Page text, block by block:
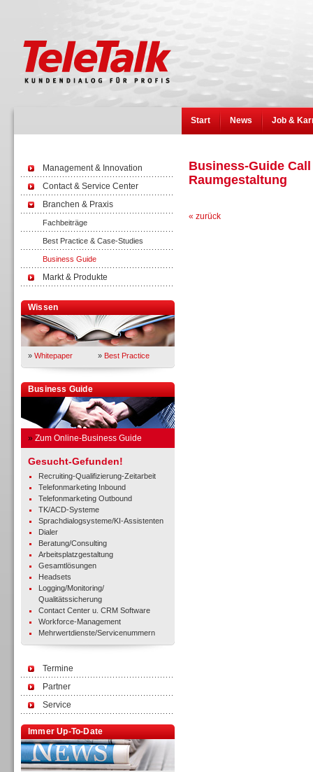
Start News Job &
Management & Innovation
Contact & Service Center
Branchen & Praxis
Fachbeiträge
Best Practice & Case-Studies
Business Guide
Markt & Produkte
Wissen
» Whitepaper » Best Practice
Business Guide
» Zum Online-Business Guide
Gesucht-Gefunden!
Recruiting-Qualifizierung-Zeitarbeit
Telefonmarketing Inbound
Telefonmarketing Outbound
TK/ACD-Systeme
Sprachdialogsysteme/KI-Assistenten
Dialer
Beratung/Consulting
Arbeitsplatzgestaltung
Gesamtlösungen
Headsets
Logging/Monitoring/
Qualitätssicherung
Contact Center u. CRM Software
Workforce-Management
Mehrwertdienste/Servicenummern
Termine
Partner
Service
Immer Up-To-Date
Business-Guide
Raumgestaltung
« zurück